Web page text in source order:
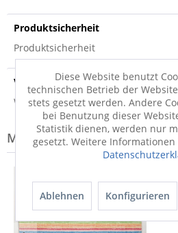
Produktsicherheit
Produktsicherheit
Versandinfo
Weitere Informationen zum
Modell-Familie: STRIPES
Diese Website benutzt
technischen Betrieb der
stets gesetzt werden. Andere
bei Benutzung dieser
Statistik dienen, werden nur
gesetzt. Weitere
Ablehnen Konfigurieren